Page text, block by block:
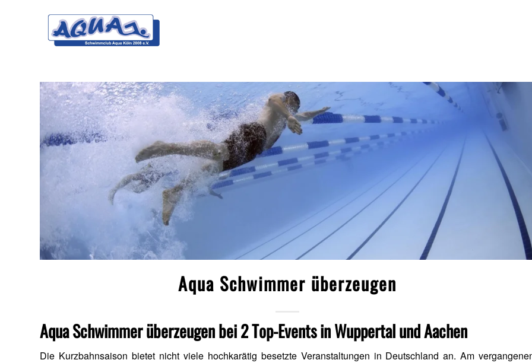
Aqua Schwimmer überzeugen
Aqua Schwimmer überzeugen bei 2 Top-Events in Wuppertal und Aachen
Die Kurzbahnsaison bietet nicht viele hochkarätig besetzte Veranstaltungen in Deutschland an. Am